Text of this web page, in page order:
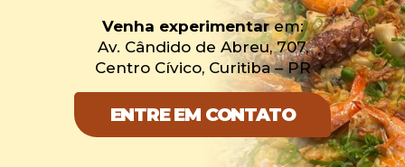
Venha experimentarem:
Av. Cândido de Abreu, 707,
Centro Cívico, Curitiba – PR
ENTRE EM CONTATO